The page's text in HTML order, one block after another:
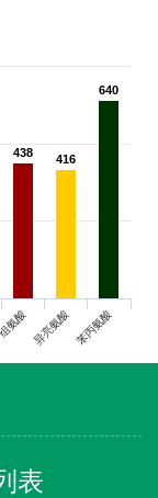
438
438 416
416
640
640
组氨酸 异亮氨酸苯丙氨酸
表